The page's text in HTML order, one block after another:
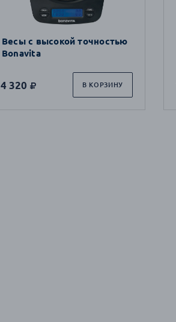
Весы с высокой точностью
Bonavita
4 320 В КОРЗИНУ